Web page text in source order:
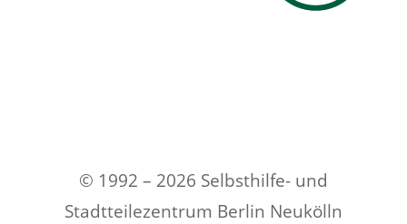
© 1992 – 2026 Selbsthilfe- und
Stadtteilezentrum Berlin Neukölln